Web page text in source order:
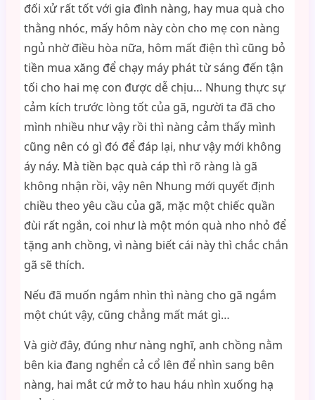
đối xử rất tốt với gia đình nàng, hay mua quà cho
thằng nhóc, mấy hôm này còn cho mẹ con nàng
ngủ nhờ điều hòa nữa, hôm mất điện thì cũng bỏ
tiền mua xăng để chạy máy phát từ sáng đến tận
tối cho hai mẹ con được dễ chịu… Nhung thực sự
cảm kích trước lòng tốt của gã, người ta đã cho
mình nhiều như vậy rồi thì nàng cảm thấy mình
cũng nên có gì đó để đáp lại, như vậy mới không
áy náy. Mà tiền bạc quà cáp thì rõ ràng là gã
không nhận rồi, vậy nên Nhung mới quyết định
chiều theo yêu cầu của gã, mặc một chiếc quần
đùi rất ngắn, coi như là một món quà nho nhỏ để
tặng anh chồng, vì nàng biết cái này thì chắc chắn
gã sẽ thích.
Nếu đã muốn ngắm nhìn thì nàng cho gã ngắm
một chút vậy, cũng chẳng mất mát gì…
Và giờ đây, đúng như nàng nghĩ, anh chồng nằm
bên kia đang nghển cả cổ lên để nhìn sang bên
nàng, hai mắt cứ mở to hau háu nhìn xuống hạ